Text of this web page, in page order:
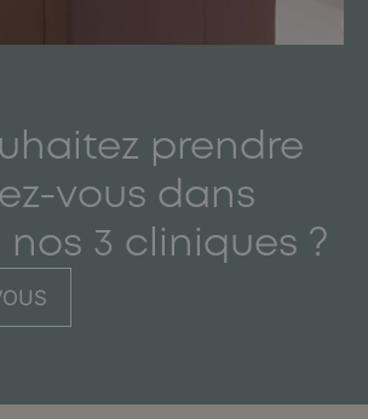
prendre
vous dans
nos 3 cliniques ?